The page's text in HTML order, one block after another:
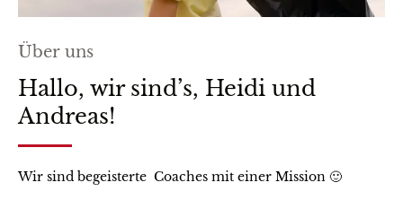
Über uns
Hallo, wir sind’s, Heidi und
Andreas!
Wir sind begeisterte Coaches mit einer Mission 🙂